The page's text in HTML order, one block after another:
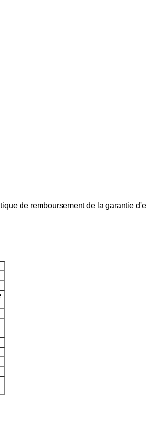
de remboursement de la garantie